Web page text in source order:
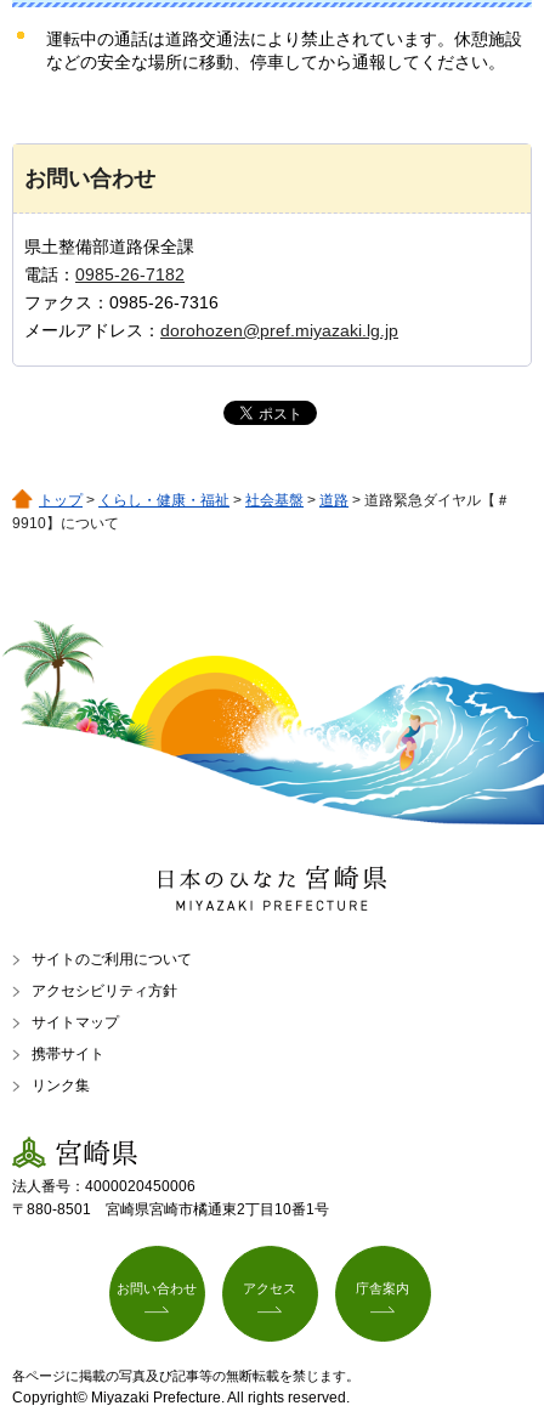
運転中の通話は道路交通法により禁止されています。休憩施設
などの安全な場所に移動、停車してから通報してください。
お問い合わせ
県土整備部道路保全課
電話： 0985-26-7182
ファクス：0985-26-7316
メールアドレス： dorohozen@pref.miyazaki.lg.jp
トップ> くらし・健康・福祉 > 社会基盤 > 道路 > 道路緊急ダイヤル【＃
9910】について
日本のひなた 宮崎県
MIYAZAKI PREFECTURE
サイトのご利用について
アクセシビリティ方針
サイトマップ
携帯サイト
リンク集
宮崎県
法人番号：4000020450006
〒880-8501 宮崎県宮崎市橘通東2丁目10番1号
お問い合わせ アクセス 庁舎案内
各ページに掲載の写真及び記事等の無断転載を禁じます。
Copyright© Miyazaki Prefecture. All rights reserved.